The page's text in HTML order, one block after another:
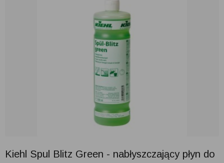
Kiehl Spul Blitz Green - nabłyszczający płyn do